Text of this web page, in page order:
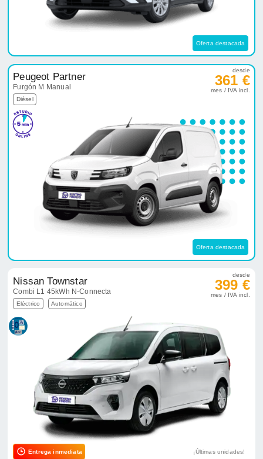
Oferta destacada
Peugeot Partner
Furgón M Manual
Diésel
desde
361 €
mes / IVA incl.
Oferta destacada
Nissan Townstar
Combi L1 45kWh N-Connecta
Eléctrico Automático
desde
399 €
mes / IVA incl.
Entrega inmediata ¡Últimas unidades!